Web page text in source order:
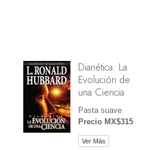
Dianética: La
Evolución de
una Ciencia
Pasta suave
Precio MX$315
Ver Más